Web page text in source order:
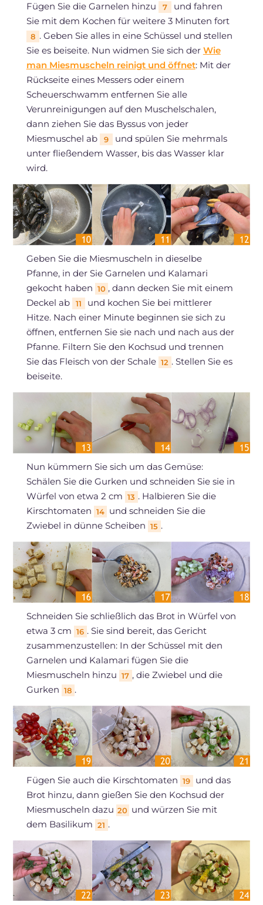
Fügen Sie die Garnelen hinzu 7
und fahren
Sie mit dem Kochen für weitere 3 Minuten fort
8 . Geben Sie alles in eine Schüssel und stellen
Sie es beiseite. Nun widmen Sie sich der Wie
man Miesmuscheln reinigt und öffnet: Mit der
Rückseite eines Messers oder einem
Scheuerschwamm entfernen Sie alle
Verunreinigungen auf den Muschelschalen,
dann ziehen Sie das Byssus von jeder
Miesmuschel ab
9
und spülen Sie mehrmals
unter fließendem Wasser, bis das Wasser klar
wird.
Geben Sie die Miesmuscheln in dieselbe
Pfanne, in der Sie Garnelen und Kalamari
gekocht haben 10 , dann decken Sie mit einem
Deckel ab
11
und kochen Sie bei mittlerer
Hitze. Nach einer Minute beginnen sie sich zu
öffnen, entfernen Sie sie nach und nach aus der
Pfanne. Filtern Sie den Kochsud und trennen
Sie das Fleisch von der Schale 12 . Stellen Sie es
beiseite.
Nun kümmern Sie sich um das Gemüse:
Schälen Sie die Gurken und schneiden Sie sie in
Würfel von etwa 2 cm 13 . Halbieren Sie die
Kirschtomaten 14 und schneiden Sie die
Zwiebel in dünne Scheiben 15 .
Schneiden Sie schließlich das Brot in Würfel von
etwa 3 cm 16 . Sie sind bereit, das Gericht
zusammenzustellen: In der Schüssel mit den
Garnelen und Kalamari fügen Sie die
Miesmuscheln hinzu 17 , die Zwiebel und die
Gurken 18 .
Fügen Sie auch die Kirschtomaten 19
und das
Brot hinzu, dann gießen Sie den Kochsud der
Miesmuscheln dazu 20 und würzen Sie mit
dem Basilikum 21 .